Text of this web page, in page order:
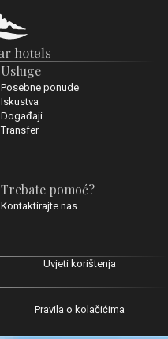
Usluge
Posebne ponude
Iskustva
Događaji
Transfer
Trebate pomoć?
Kontaktirajte nas
Uvjeti korištenja
Pravila o kolačićima